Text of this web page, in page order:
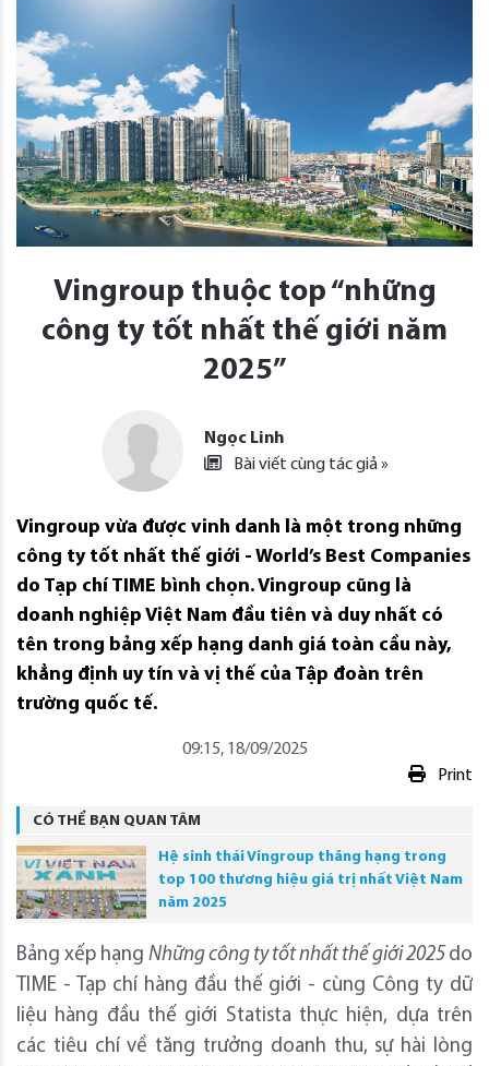
Vingroup thuộc top “những
công ty tốt nhất thế giới năm
2025”
Ngọc Linh
Bài viết cùng tác giả »
Vingroup vừa được vinh danh là một trong những
công ty tốt nhất thế giới - World’s Best Companies
do Tạp chí TIME bình chọn. Vingroup cũng là
doanh nghiệp Việt Nam đầu tiên và duy nhất có
tên trong bảng xếp hạng danh giá toàn cầu này,
khẳng định uy tín và vị thế của Tập đoàn trên
trường quốc tế.
09:15, 18/09/2025
Print
CÓ THỂ BẠN QUAN TÂM
Hệ sinh thái Vingroup thăng hạng trong
top 100 thương hiệu giá trị nhất Việt Nam
năm 2025
Bảng xếp hạng Những công ty tốt nhất thế giới 2025 do
TIME - Tạp chí hàng đầu thế giới - cùng Công ty dữ
liệu hàng đầu thế giới Statista thực hiện, dựa trên
các tiêu chí về tăng trưởng doanh thu, sự hài lòng